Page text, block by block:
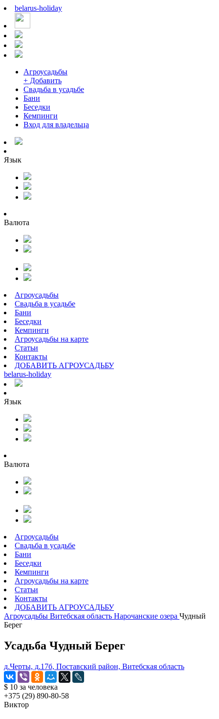
belarus-holiday
Агроусадьбы
+ Добавить
Свадьба в усадьбе
Бани
Беседки
Кемпинги
Вход для владельца
Язык
Валюта
Агроусадьбы
Свадьба в усадьбе
Бани
Беседки
Кемпинги
Агроусадьбы на карте
Статьи
Контакты
ДОБАВИТЬ АГРОУСАДЬБУ
belarus-holiday
Язык
Валюта
Агроусадьбы
Свадьба в усадьбе
Бани
Беседки
Кемпинги
Агроусадьбы на карте
Статьи
Контакты
ДОБАВИТЬ АГРОУСАДЬБУ
Агроусадьбы Витебская область Нарочанские озера Чудный
Берег
Усадьба Чудный Берег
д.Черты, д.17б, Поставский район, Витебская область
$ 10 за человека
+375 (29) 890-80-58
Виктор